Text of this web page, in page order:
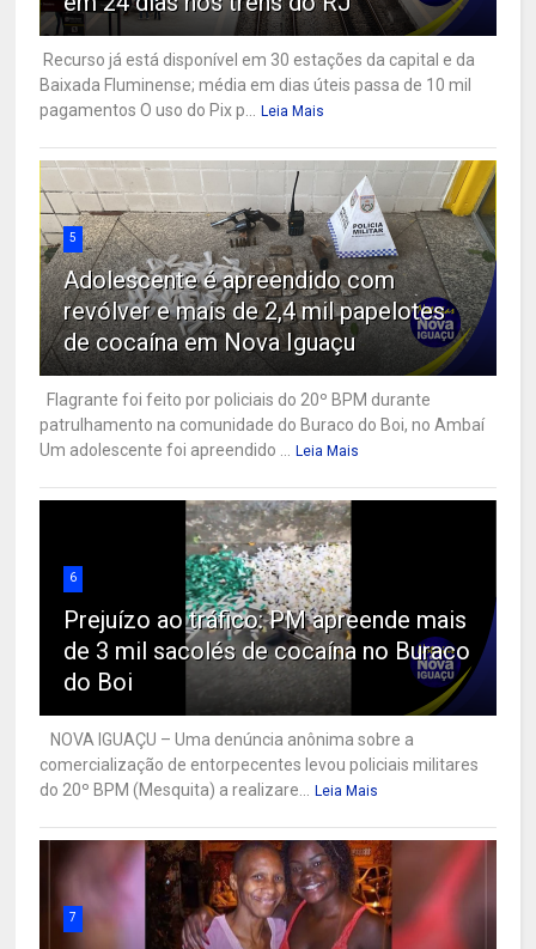
Recurso já está disponível em 30 estações da capital e da
Baixada Fluminense; média em dias úteis passa de 10 mil
pagamentos O uso do Pix p... Leia Mais
5
Adolescente é apreendido com
revólver e mais de 2,4 mil papelotes
de cocaína em Nova Iguaçu
Flagrante foi feito por policiais do 20º BPM durante
patrulhamento na comunidade do Buraco do Boi, no Ambaí
Um adolescente foi apreendido ... Leia Mais
6
Prejuízo ao tráfico: PM apreende mais
de 3 mil sacolés de cocaína no Buraco
do Boi
NOVA IGUAÇU – Uma denúncia anônima sobre a
comercialização de entorpecentes levou policiais militares
do 20º BPM (Mesquita) a realizare... Leia Mais
7